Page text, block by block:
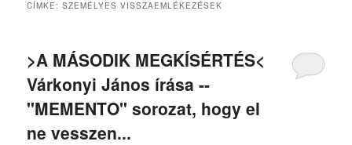
CÍMKE:SZEMÉLYES VISSZAEMLÉKEZÉSEK
>A MÁSODIK MEGKÍSÉRTÉS<
Várkonyi János írása --
"MEMENTO" sorozat, hogy el
ne vesszen...